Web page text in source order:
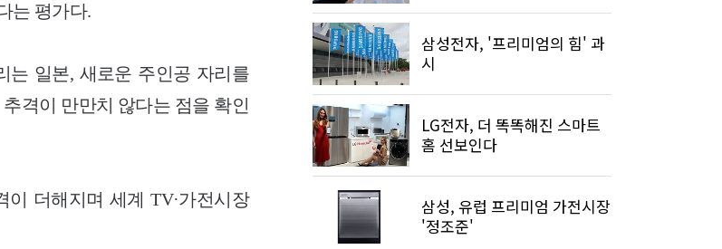
는 평가다.
는 일본, 새로운 주인공 자리를
격이 만만치 않다는 점을 확인
더해지며 세계 TV·가전시장
삼성전자, '프리미엄의 힘' 과
시
LG전자, 더 똑똑해진 스마트
홈 선보인다
삼성, 유럽 프리미엄 가전시장
'정조준'